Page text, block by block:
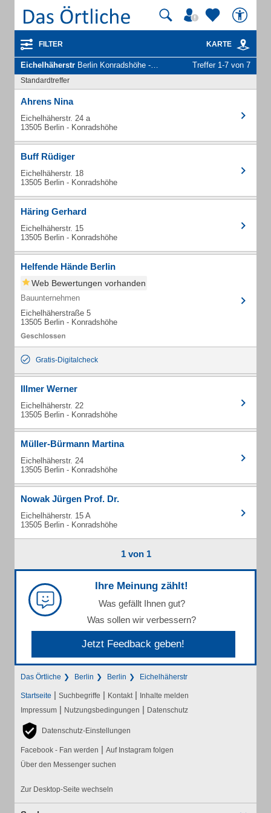
FILTER KARTE
Eichelhäherstr Berlin Konradshöhe - Unternehmen und Personen Treffer 1-7 von 7
Standardtreffer
Ahrens Nina
Eichelhäherstr. 24 a
13505 Berlin - Konradshöhe
Buff Rüdiger
Eichelhäherstr. 18
13505 Berlin - Konradshöhe
Häring Gerhard
Eichelhäherstr. 15
13505 Berlin - Konradshöhe
Helfende Hände Berlin
Web Bewertungen vorhanden
Bauunternehmen
Eichelhäherstraße 5
13505 Berlin - Konradshöhe
Gratis-Digitalcheck
Illmer Werner
Eichelhäherstr. 22
13505 Berlin - Konradshöhe
Müller-Bürmann Martina
Eichelhäherstr. 24
13505 Berlin - Konradshöhe
Nowak Jürgen Prof. Dr.
Eichelhäherstr. 15 A
13505 Berlin - Konradshöhe
1 von 1
Ihre Meinung zählt!
Was gefällt Ihnen gut?
Was sollen wir verbessern?
Jetzt Feedback geben!
Das Örtliche Berlin Berlin Eichelhäherstr
Startseite | Suchbegriffe | Kontakt | Inhalte melden
Impressum | Nutzungsbedingungen | Datenschutz
Datenschutz-Einstellungen
Facebook - Fan werden | Auf Instagram folgen
Über den Messenger suchen
Zur Desktop-Seite wechseln